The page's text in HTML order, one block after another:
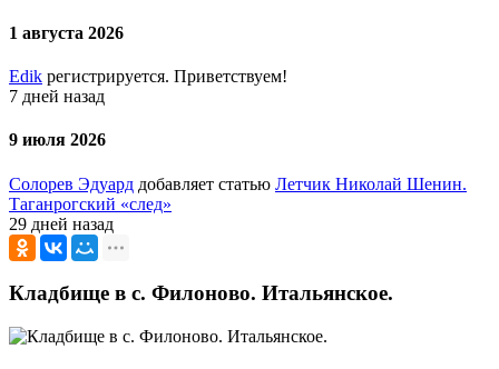
1 августа 2026
Edik регистрируется. Приветствуем!
7 дней назад
9 июля 2026
Солорев Эдуард добавляет статью Летчик Николай Шенин.
Таганрогский «след»
29 дней назад
Кладбище в с. Филоново. Итальянское.